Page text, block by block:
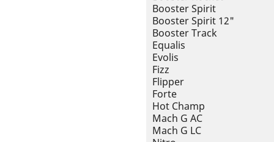
Booster Spirit
Booster Spirit 12"
Booster Track
Equalis
Evolis
Fizz
Flipper
Forte
Hot Champ
Mach G AC
Mach G LC